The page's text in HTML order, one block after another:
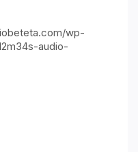
wp-
audio-